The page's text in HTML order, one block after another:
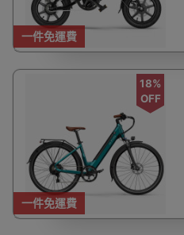
一件免運費
一件免運費
18%
OFF